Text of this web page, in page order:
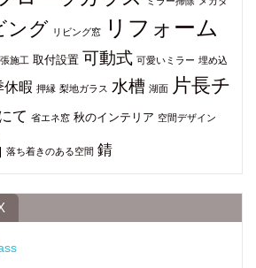
ング リビング窓 リフォーム
施工 取付設置 可動式 可愛いミラー 埋め込
休暇 押縁 梨地ガラス 水槽 湖面
片長チ
て 省エネ窓 秋のインテリア 空間デザイン
落ち着きのある空間 錆